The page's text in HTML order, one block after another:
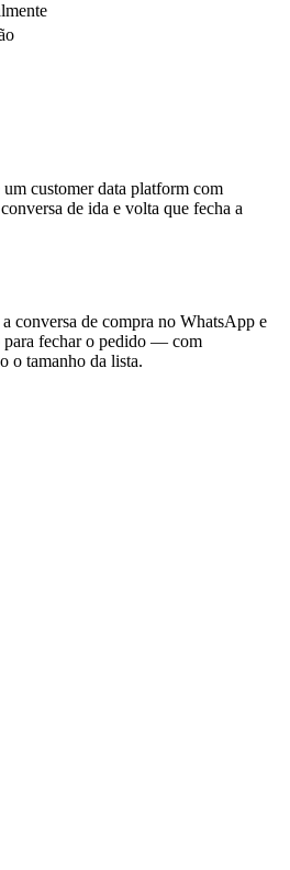
customer data platform com
de ida e volta que fecha a
conversa de compra no WhatsApp e
para fechar o pedido — com
o tamanho da lista.